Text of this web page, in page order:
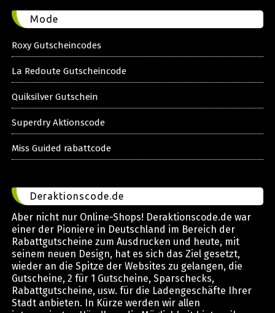
Mode
Roxy Gutscheincodes
La Redoute Gutscheincode
Quiksilver Gutschein
Superdry Aktionscode
Miss Guided rabattcode
Deraktionscode.de
Aber nicht nur Online-Shops! Deraktionscode.de war
einer der Pioniere in Deutschland im Bereich der
Rabattgutscheine zum Ausdrucken und heute, mit
seinem neuen Design, hat es sich das Ziel gesetzt,
wieder an die Spitze der Websites zu gelangen, die
Gutscheine, 2 für 1 Gutscheine, Sparschecks,
Rabattgutscheine, usw. für die Ladengeschäfte Ihrer
Stadt anbieten. In Kürze werden wir allen